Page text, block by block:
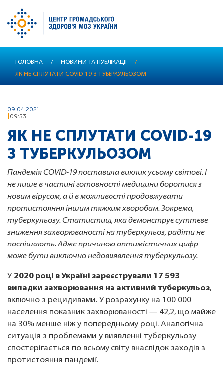
основного
ГОЛОВНА / НОВИНИ ТА ПУБЛІКАЦІЇ
/
ЯК НЕ СПЛУТАТИ COVID-19 З ТУБЕРКУЛЬОЗОМ
09.04.2021
09:53
ЯК НЕ СПЛУТАТИ COVID-19
З ТУБЕРКУЛЬОЗОМ
Пандемія COVID-19 поставила виклик усьому світові. І
не лише в частині готовності медицини боротися з
новим вірусом, а й в можливості продовжувати
протистояння іншим тяжким хворобам. Зокрема,
туберкульозу. Статистиці, яка демонструє суттєве
зниження захворюваності на туберкульоз, радіти не
поспішають. Адже причиною оптимістичних цифр
може бути виключно недовиявлення туберкульозу.
У 2020 році в Україні зареєстрували 17 593
випадки захворювання на активний туберкульоз,
включно з рецидивами. У розрахунку на 100 000
населення показник захворюваності — 42,2, що майже
на 30% менше ніж у попередньому році. Аналогічна
ситуація з проблемами у виявленні туберкульозу
спостерігається по всьому світу внаслідок заходів з
протистояння пандемії.